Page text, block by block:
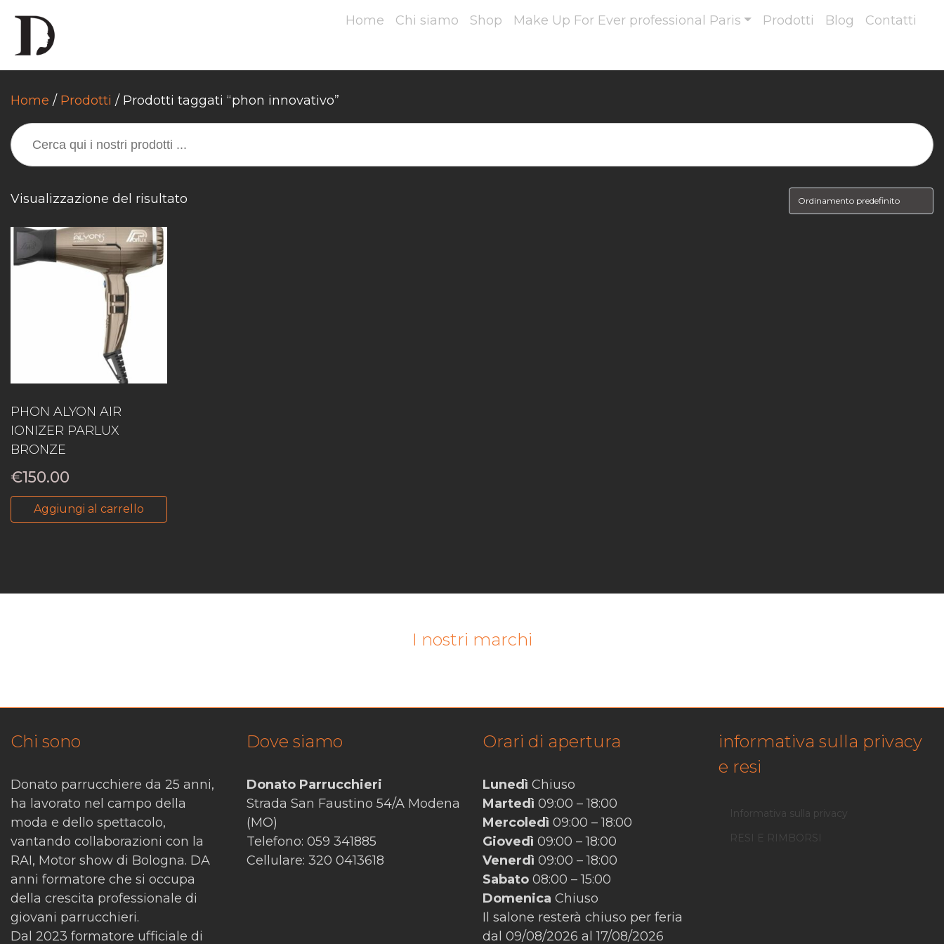
Home Chi siamo Shop Make Up For Ever professional Paris Prodotti Blog Contatti
Home / Prodotti / Prodotti taggati “phon innovativo”
SEARCH
FOR:
Visualizzazione del risultato
PHON ALYON AIR
IONIZER PARLUX
BRONZE
€150.00
Aggiungi al carrello
I nostri marchi
Chi sono
Donato parrucchiere da 25 anni,
ha lavorato nel campo della
moda e dello spettacolo,
vantando collaborazioni con la
RAI, Motor show di Bologna. DA
anni formatore che si occupa
della crescita professionale di
giovani parrucchieri.
Dal 2023 formatore ufficiale di
Dove siamo
Donato Parrucchieri
Strada San Faustino 54/A Modena
(MO)
Telefono: 059 341885
Cellulare: 320 0413618
Orari di apertura
Lunedì Chiuso
Martedì 09:00 – 18:00
Mercoledì 09:00 – 18:00
Giovedì 09:00 – 18:00
Venerdì 09:00 – 18:00
Sabato 08:00 – 15:00
Domenica Chiuso
Il salone resterà chiuso per feria
dal 09/08/2026 al 17/08/2026
informativa sulla privacy
e resi
Informativa sulla privacy
RESI E RIMBORSI